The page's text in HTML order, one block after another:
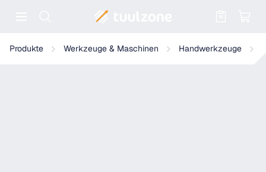
Produkte Werkzeuge & Maschinen Handwerkzeuge
Milwaukee - SCHLAGNUSS SHOCKWAVE M8/13.0X65MM -